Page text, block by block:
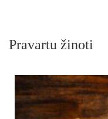
Pravartu žinoti